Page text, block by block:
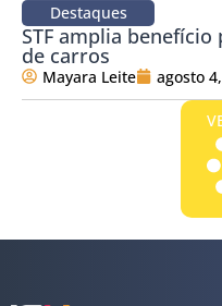
Destaques
STF amplia
de carros
Mayara Leite agosto